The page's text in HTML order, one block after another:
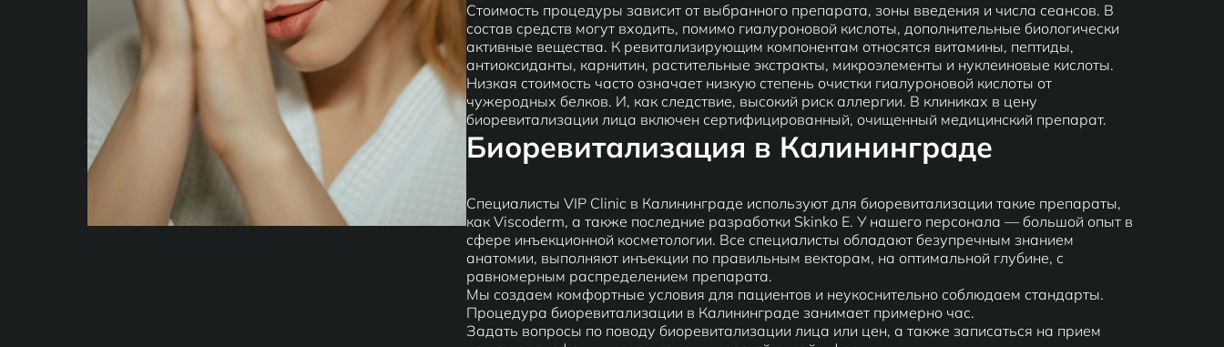
Стоимость процедуры зависит от выбранного препарата, зоны введения и числа сеансов. В
состав средств могут входить, помимо гиалуроновой кислоты, дополнительные биологически
активные вещества. К ревитализирующим компонентам относятся витамины, пептиды,
антиоксиданты, карнитин, растительные экстракты, микроэлементы и нуклеиновые кислоты.
Низкая стоимость часто означает низкую степень очистки гиалуроновой кислоты от
чужеродных белков. И, как следствие, высокий риск аллергии. В клиниках в цену
биоревитализации лица включен сертифицированный, очищенный медицинский препарат.
Биоревитализация в Калининграде
Специалисты VIP Clinic в Калининграде используют для биоревитализации такие препараты,
как Viscoderm, а также последние разработки Skinko E. У нашего персонала — большой опыт в
сфере инъекционной косметологии. Все специалисты обладают безупречным знанием
анатомии, выполняют инъекции по правильным векторам, на оптимальной глубине, с
равномерным распределением препарата.
Мы создаем комфортные условия для пациентов и неукоснительно соблюдаем стандарты.
Процедура биоревитализации в Калининграде занимает примерно час.
Задать вопросы по поводу биоревитализации лица или цен, а также записаться на прием